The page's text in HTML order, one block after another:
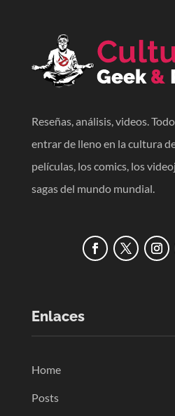
Reseñas, análisis, videos.
entrar de lleno en la cultura
películas, los comics, los
sagas del mundo mundial.
Enlaces
Home
Posts